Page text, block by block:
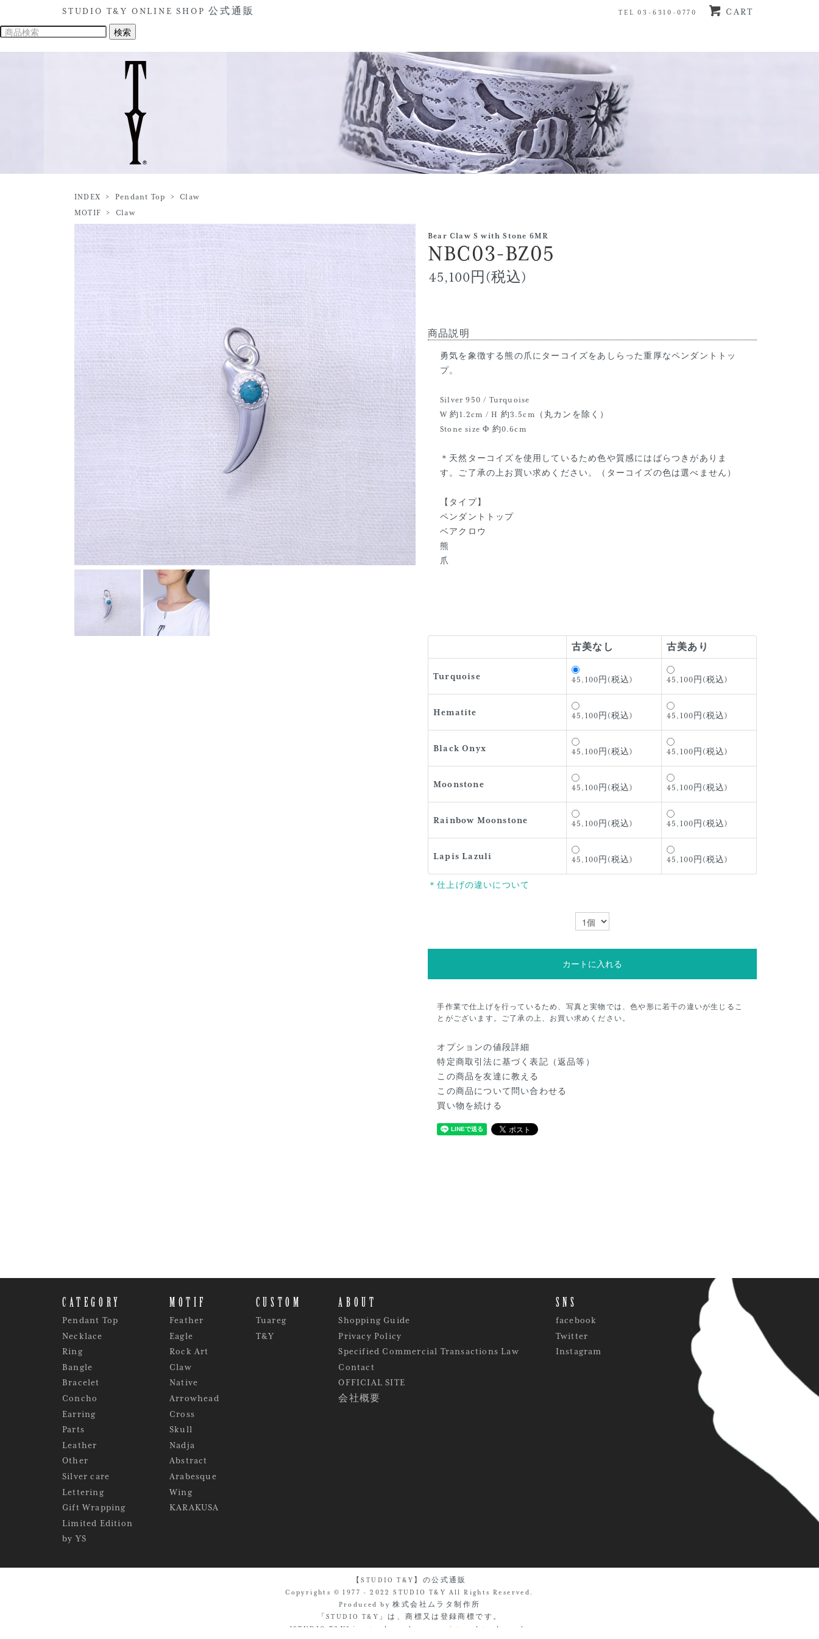
TEL 03-6310-0770 CART
STUDIO T&Y ONLINE SHOP 公式通販
INDEX >Pendant Top >Claw
MOTIF
>Claw
Bear Claw S with Stone 6MR
NBC03-BZ05
45,100円(税込)
商品説明
勇気を象徴する熊の爪にターコイズをあしらった重厚なペンダントトッ
プ。
Silver 950 / Turquoise
W 約1.2cm / H 約3.5cm（丸カンを除く）
Stone size Φ 約0.6cm
＊天然ターコイズを使用しているため色や質感にはばらつきがありま
す。ご了承の上お買い求めください。（ターコイズの色は選べません）
【タイプ】
ペンダントトップ
ベアクロウ
熊
爪
古美なし 古美あり
Turquoise 45,100円(税込) 45,100円(税込)
Hematite 45,100円(税込) 45,100円(税込)
Black Onyx 45,100円(税込) 45,100円(税込)
Moonstone 45,100円(税込) 45,100円(税込)
Rainbow Moonstone 45,100円(税込) 45,100円(税込)
Lapis Lazuli 45,100円(税込) 45,100円(税込)
＊仕上げの違いについて
カートに入れる
手作業で仕上げを行っているため、写真と実物では、色や形に若干の違いが生じるこ
とがございます。ご了承の上、お買い求めください。
オプションの値段詳細
特定商取引法に基づく表記（返品等）
この商品を友達に教える
この商品について問い合わせる
買い物を続ける
CATEGORY
Pendant Top
Necklace
Ring
Bangle
Bracelet
Concho
Earring
Parts
Leather
Other
Silver care
Lettering
Gift Wrapping
Limited Edition
by YS
MOTIF
Feather
Eagle
Rock Art
Claw
Native
Arrowhead
Cross
Skull
Nadja
Abstract
Arabesque
Wing
KARAKUSA
CUSTOM
Tuareg
T&Y
ABOUT
Shopping Guide
Privacy Policy
Specified Commercial Transactions Law
Contact
OFFICIAL SITE
会社概要
SNS
facebook
Twitter
Instagram
【STUDIO T&Y】の公式通販
Copyrights © 1977 - 2022 STUDIO T&Y All Rights Reserved.
Produced by 株式会社ムラタ制作所
「STUDIO T&Y」は、商標又は登録商標です。
"STUDIO T&Y" is a trademark or a registered trademark.